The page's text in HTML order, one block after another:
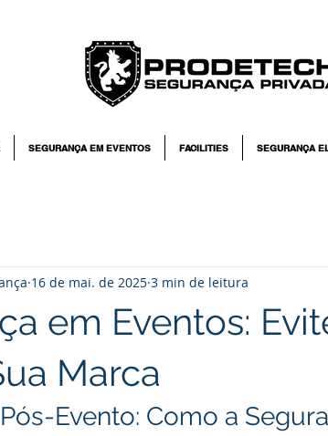
SEGURANÇA EM EVENTOS FACILITIES SEGURANÇA
em Eventos:
Marca
16 de mai. de 2025 3 min de leitura
Evento: Como a